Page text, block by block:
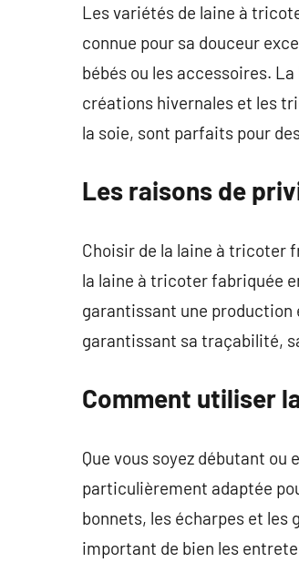
Les variétés de laine à
connue pour sa douceur
bébés ou les accessoires.
créations hivernales et les
la soie, sont parfaits pour
Les raisons de
Choisir de la laine à tricoter
la laine à tricoter fabriquée
garantissant une
garantissant sa traçabilité,
Comment utiliser
Que vous soyez débutant
particulièrement adaptée
bonnets, les écharpes et
important de bien les